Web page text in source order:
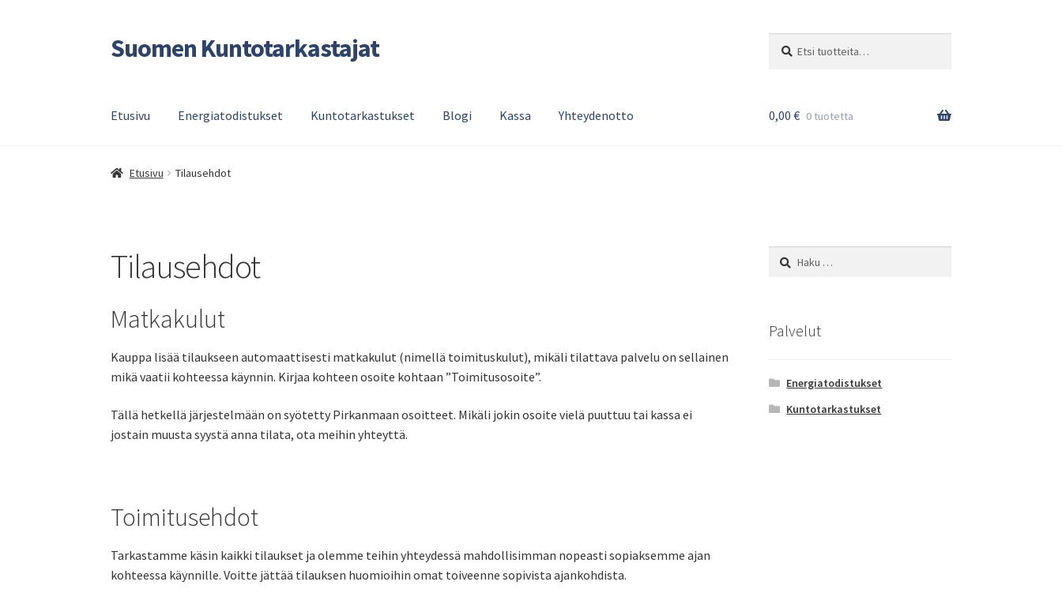
Siirry
navigointiin
Siirry
sisältöön
Suomen Kuntotarkastajat
Etusivu Energiatodistukset Kuntotarkastukset Blogi Kassa Yhteydenotto 0,00 € 0 tuotetta
Etusivu Tilausehdot
Tilausehdot
Matkakulut
Kauppa lisää tilaukseen automaattisesti matkakulut (nimellä toimituskulut), mikäli tilattava palvelu on sellainen
mikä vaatii kohteessa käynnin. Kirjaa kohteen osoite kohtaan ”Toimitusosoite”.
Tällä hetkellä järjestelmään on syötetty Pirkanmaan osoitteet. Mikäli jokin osoite vielä puuttuu tai kassa ei
jostain muusta syystä anna tilata, ota meihin yhteyttä.
Toimitusehdot
Tarkastamme käsin kaikki tilaukset ja olemme teihin yhteydessä mahdollisimman nopeasti sopiaksemme ajan
kohteessa käynnille. Voitte jättää tilauksen huomioihin omat toiveenne sopivista ajankohdista.
Haku:
Palvelut
Energiatodistukset
Kuntotarkastukset